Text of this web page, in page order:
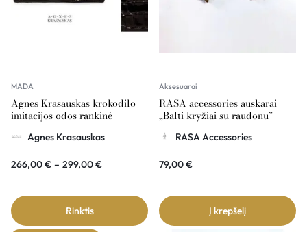
MADA
Agnes Krasauskas krokodilo
imitacijos odos rankinė
Agnes Krasauskas
266,00€ – 299,00€
Rinktis
Aksesuarai
RASA accessories auskarai
„Balti kryžiai su raudonu”
RASA Accessories
79,00€
Į krepšelį